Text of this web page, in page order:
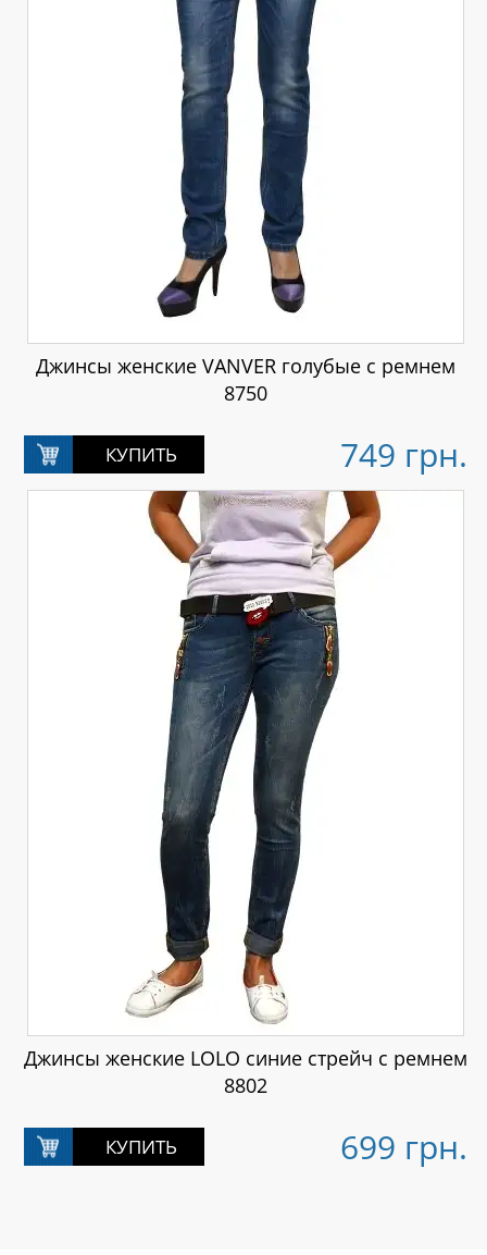
Джинсы женские VANVER голубые с ремнем
8750
749 грн.
Джинсы женские LOLO синие стрейч с ремнем
8802
699 грн.